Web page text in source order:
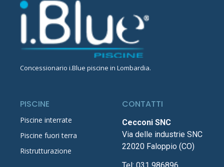
Concessionario i.Blue piscine in Lombardia.
PISCINE
Piscine interrate
Piscine fuori terra
Ristrutturazione
CONTATTI
Cecconi SNC
Via delle industrie SNC
22020 Faloppio (CO)